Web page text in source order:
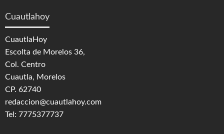
Cuautlahoy
CuautlaHoy
Escolta de Morelos 36,
Col. Centro
Cuautla, Morelos
CP. 62740
redaccion@cuautlahoy.com
Tel: 7775377737